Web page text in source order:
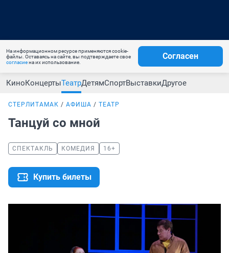
На информационном ресурсе применяются cookie-
файлы. Оставаясь на сайте, вы подтверждаете свое
согласиена их использование.
Согласен
КиноКонцертыТеатрДетямСпортВыставкиДругое
СТЕРЛИТАМАК АФИША ТЕАТР
Танцуй со мной
СПЕКТАКЛЬ КОМЕДИЯ 16+
Купить билеты